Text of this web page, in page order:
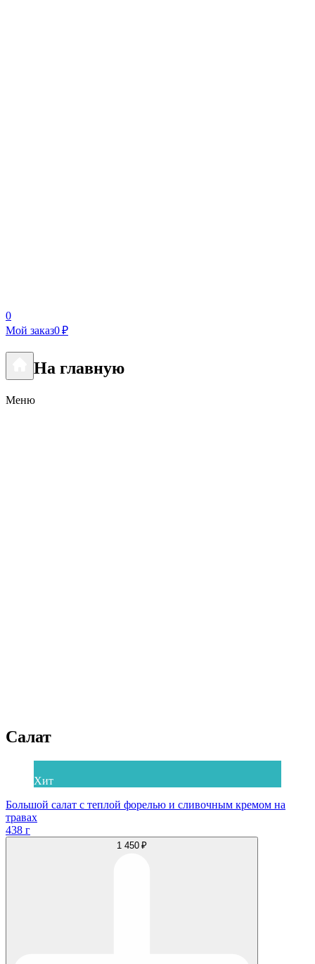
0
Мой заказ0 ₽
На главную
Меню
Салат
Хит
Большой салат с теплой форелью и сливочным кремом на
травах
438 г
1 450 ₽